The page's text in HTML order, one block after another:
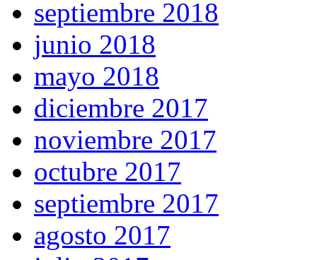
septiembre 2018
junio 2018
mayo 2018
diciembre 2017
noviembre 2017
octubre 2017
septiembre 2017
agosto 2017